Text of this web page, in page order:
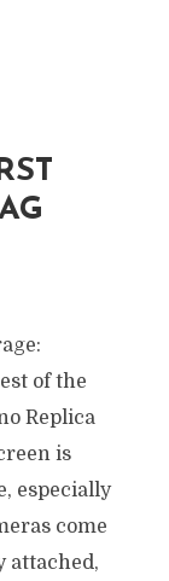
of the
Replica
is
especially
come
attached,